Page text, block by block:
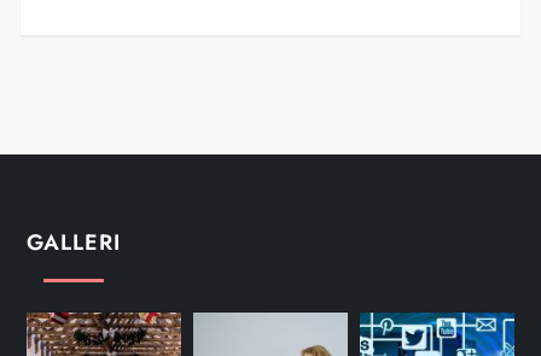
GALLERI